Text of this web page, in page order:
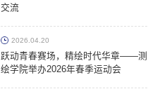
交流
2026.04.20
跃动青春赛场，精绘时代华章——测
绘学院举办2026年春季运动会